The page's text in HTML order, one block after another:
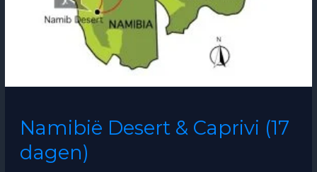
Namibië Desert & Caprivi (17
dagen)